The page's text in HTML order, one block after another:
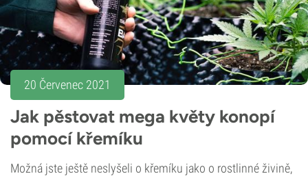
20 Červenec 2021
Jak pěstovat mega květy konopí
pomocí křemíku
Možná jste ještě neslyšeli o křemíku jako o rostlinné živině,